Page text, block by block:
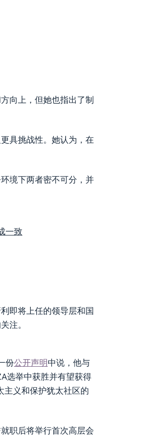
向上，但她也指出了制
具挑战性。她认为，在
境下两者密不可分，并
一致
即将上任的领导层和国
注。
份公开声明中说，他与
选举中获胜并有望获得
主义和保护犹太社区的
职后将举行首次高层会